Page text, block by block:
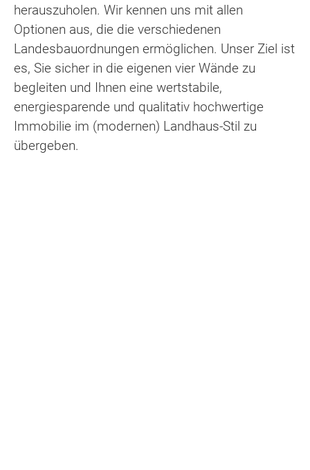
herauszuholen. Wir kennen uns mit allen
Optionen aus, die die verschiedenen
Landesbauordnungen ermöglichen. Unser Ziel ist
es, Sie sicher in die eigenen vier Wände zu
begleiten und Ihnen eine wertstabile,
energiesparende und qualitativ hochwertige
Immobilie im (modernen) Landhaus-Stil zu
übergeben.